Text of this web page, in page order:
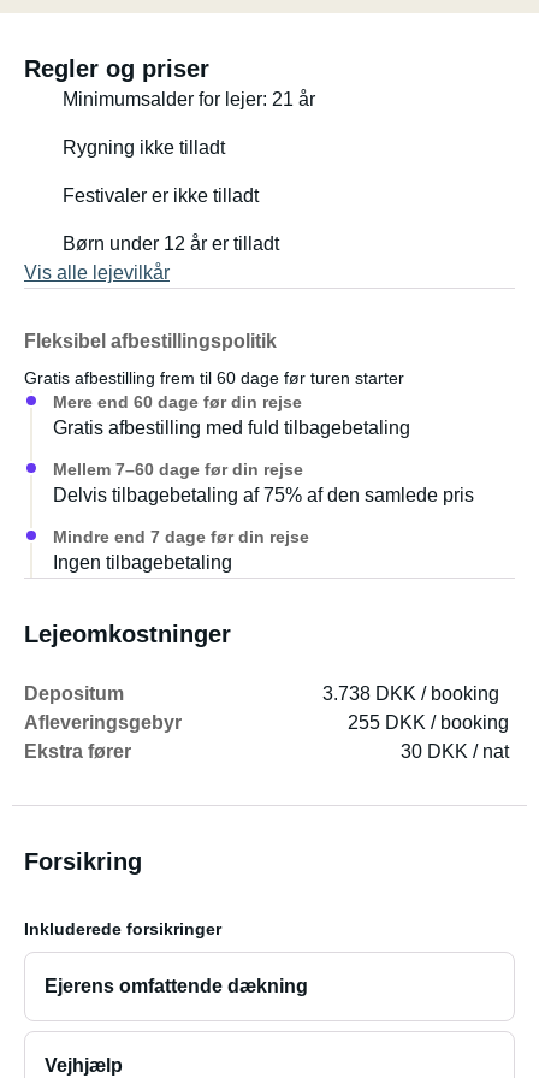
hyggehjørne inviterer dig til at slappe af og får selv
Det fuldt udstyrede køkken har køkkengrej af høj kvalitet,
Gas- og induktionskogepladen er ideel til både indendørs
og udendørs madlavning. En solmarkise giver skygge.
En bærbar DAB+ radio med Bluetooth-streaming sikrer
god underholdning og fremragende musiknydelse, uanset
udendørsområdet. Denne består af fire komfortable
liggestole med justerbare ryglæn, en solmarkise og et
Der tilkommer et slutrengøringsgebyr og et depositum.
Campingvognen er fuldt kaskoforsikret med en selvrisiko
på 1.500 €. Denne selvrisiko kan reduceres efter
anmodning.
Alle priser er inklusive moms.
+ Brandslukker + Sikkerhedsbjælke til barneseng +
Ekstra spejle (kompatibel med næsten alle almindelige
køretøjer) + Komplet køkkenudstyr + Toilet + 45L
Regler og priser
Minimumsalder for lejer: 21 år
Rygning ikke tilladt
Festivaler er ikke tilladt
Børn under 12 år er tilladt
Vis alle lejevilkår
Fleksibel afbestillingspolitik
Gratis afbestilling frem til 60 dage før turen starter
Mere end 60 dage før din rejse
Gratis afbestilling med fuld tilbagebetaling
Mellem 7–60 dage før din rejse
Delvis tilbagebetaling af 75% af den samlede pris
Mindre end 7 dage før din rejse
Ingen tilbagebetaling
Lejeomkostninger
Depositum
3.738 DKK / booking
Afleveringsgebyr
255 DKK / booking
Ekstra fører
30 DKK / nat
Forsikring
Inkluderede forsikringer
Ejerens omfattende dækning
Vejhjælp